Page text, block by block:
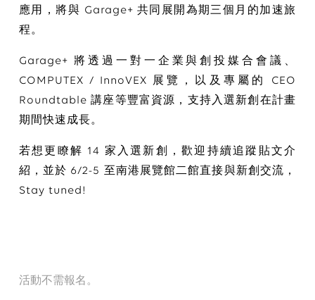
應用，將與 Garage+ 共同展開為期三個月的加速旅
程。
Garage+ 將透過一對一企業與創投媒合會議、
COMPUTEX / InnoVEX 展覽，以及專屬的 CEO
Roundtable 講座等豐富資源，支持入選新創在計畫
期間快速成長。
若想更瞭解 14 家入選新創，歡迎持續追蹤貼文介
紹，並於 6/2-5 至南港展覽館二館直接與新創交流，
Stay tuned!
活動不需報名。